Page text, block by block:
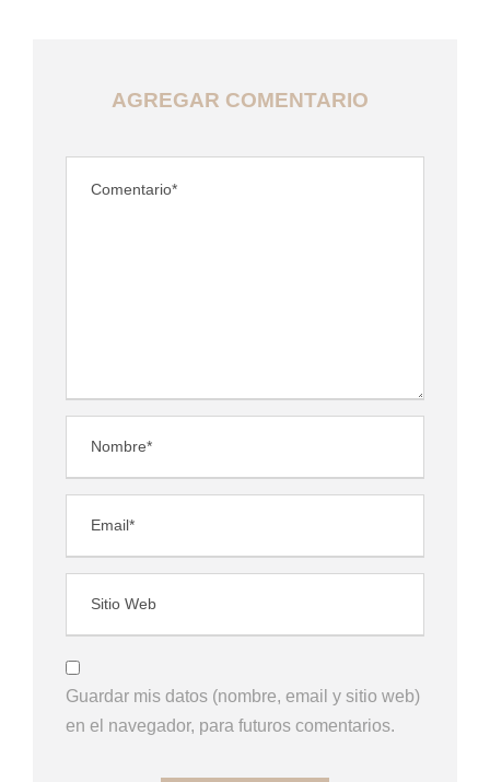
AGREGAR COMENTARIO
Guardar mis datos (nombre, email y sitio web)
en el navegador, para futuros comentarios.